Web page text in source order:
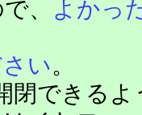
、
よかっ
い。
閉できる